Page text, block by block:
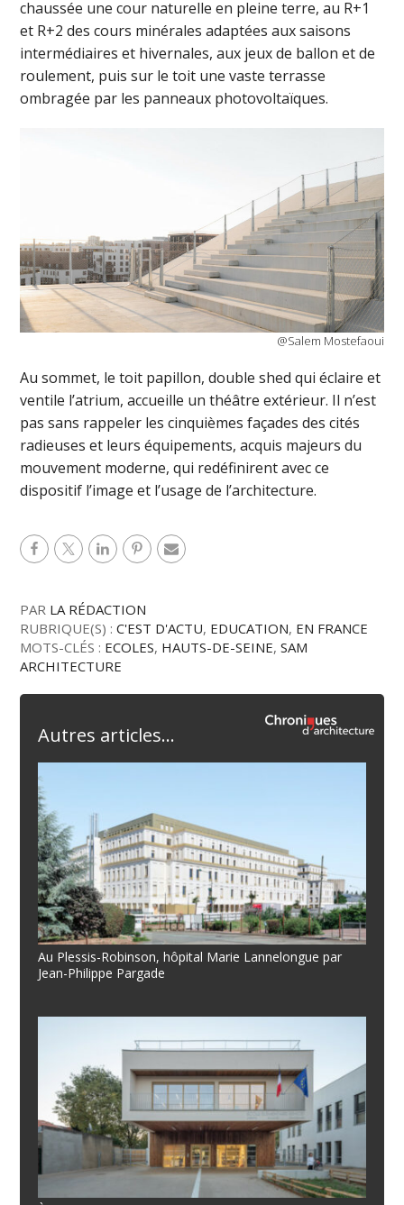
chaussée une cour naturelle en pleine terre, au R+1
et R+2 des cours minérales adaptées aux saisons
intermédiaires et hivernales, aux jeux de ballon et de
roulement, puis sur le toit une vaste terrasse
ombragée par les panneaux photovoltaïques.
@Salem Mostefaoui
Au sommet, le toit papillon, double shed qui éclaire et
ventile l’atrium, accueille un théâtre extérieur. Il n’est
pas sans rappeler les cinquièmes façades des cités
radieuses et leurs équipements, acquis majeurs du
mouvement moderne, qui redéfinirent avec ce
dispositif l’image et l’usage de l’architecture.
PAR LA RÉDACTION
RUBRIQUE(S) :C'EST D'ACTU, EDUCATION, EN FRANCE
MOTS-CLÉS : ECOLES, HAUTS-DE-SEINE,SAM
ARCHITECTURE
Autres articles...
Au Plessis-Robinson, hôpital Marie Lannelongue par
Jean-Philippe Pargade